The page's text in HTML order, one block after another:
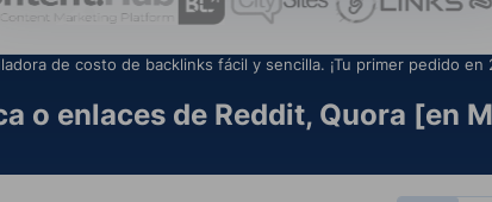
de costo de backlinks fácil y sencilla. ¡Tu primer pedido en
o enlaces de Reddit, Quora [en